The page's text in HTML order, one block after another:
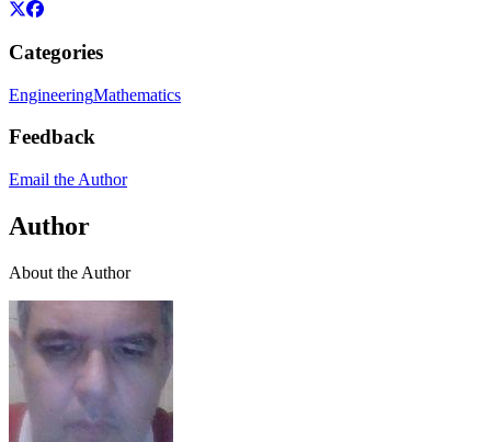
Categories
EngineeringMathematics
Feedback
Email the Author
Author
About the Author